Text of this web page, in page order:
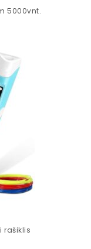
5000vnt.
rašiklis